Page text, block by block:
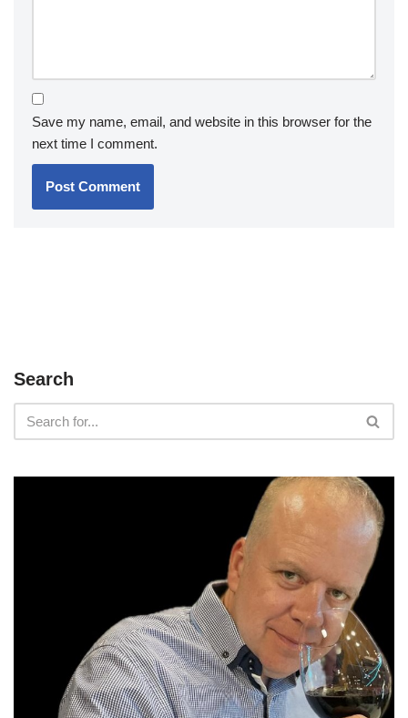
Save my name, email, and website in this browser for the
next time I comment.
Search